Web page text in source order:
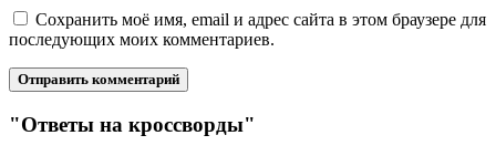
Сохранить моё имя, email и адрес сайта в этом браузере для
последующих моих комментариев.
"Ответы на кроссворды"